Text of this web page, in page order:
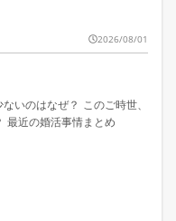
2026/08/01
いのはなぜ？ このご時世、
最近の婚活事情まとめ